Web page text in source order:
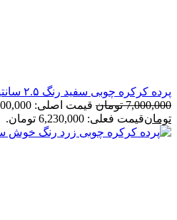
پرده کرکره چوبی سفید رنگ ۲.۵ سانتیمتری کد dp254
7,000,000 تومان قیمت اصلی: 7,000,000 تومان بود.
تومانقیمت فعلی: 6,230,000 تومان.